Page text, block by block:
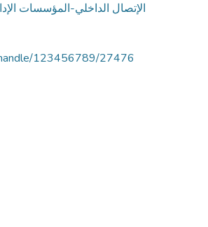
الإتصال الداخلي-المؤسسات
123456789/27476